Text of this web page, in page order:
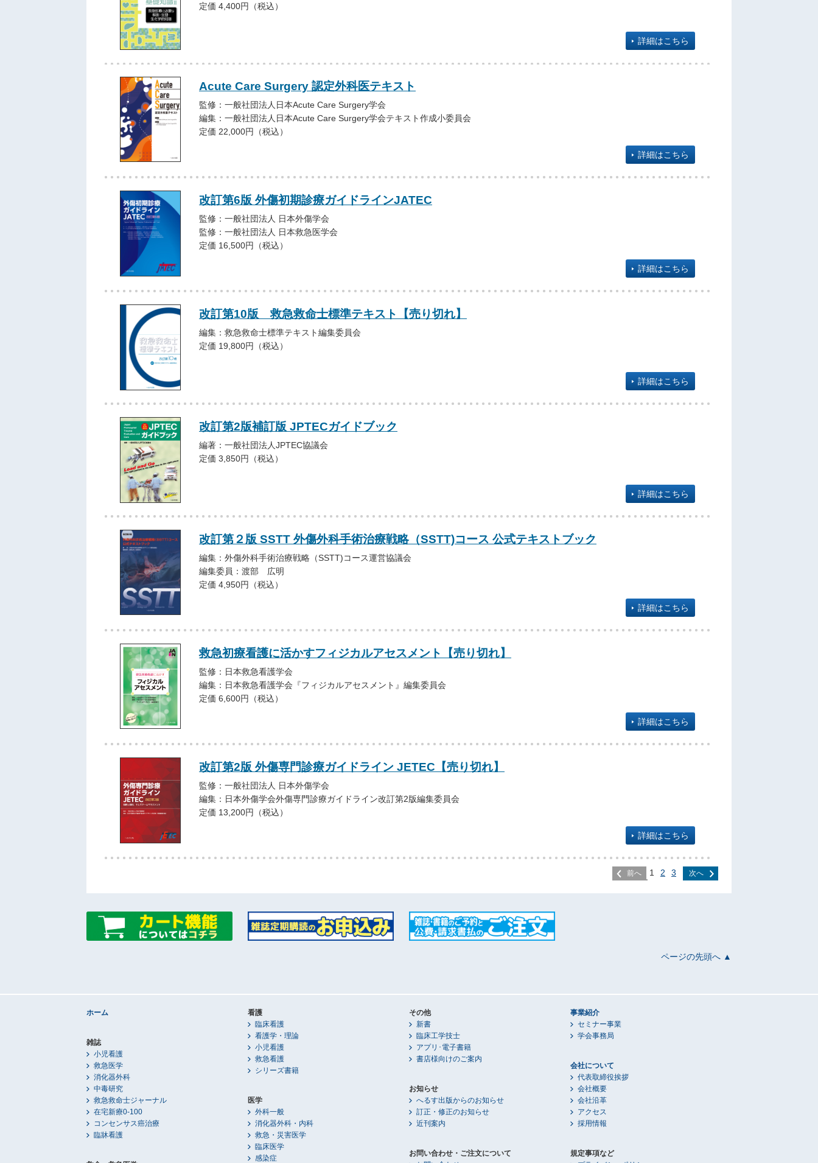
定価 4,400円（税込）
詳細はこちら
Acute Care Surgery 認定外科医テキスト
監修：一般社団法人日本Acute Care Surgery学会
編集：一般社団法人日本Acute Care Surgery学会テキスト作成小委員会
定価 22,000円（税込）
詳細はこちら
改訂第6版 外傷初期診療ガイドラインJATEC
監修：一般社団法人 日本外傷学会
監修：一般社団法人 日本救急医学会
定価 16,500円（税込）
詳細はこちら
改訂第10版 救急救命士標準テキスト【売り切れ】
編集：救急救命士標準テキスト編集委員会
定価 19,800円（税込）
詳細はこちら
改訂第2版補訂版 JPTECガイドブック
編著：一般社団法人JPTEC協議会
定価 3,850円（税込）
詳細はこちら
改訂第２版 SSTT 外傷外科手術治療戦略（SSTT)コース 公式テキストブック
編集：外傷外科手術治療戦略（SSTT)コース運営協議会
編集委員：渡部 広明
定価 4,950円（税込）
詳細はこちら
救急初療看護に活かすフィジカルアセスメント【売り切れ】
監修：日本救急看護学会
編集：日本救急看護学会『フィジカルアセスメント』編集委員会
定価 6,600円（税込）
詳細はこちら
改訂第2版 外傷専門診療ガイドライン JETEC【売り切れ】
監修：一般社団法人 日本外傷学会
編集：日本外傷学会外傷専門診療ガイドライン改訂第2版編集委員会
定価 13,200円（税込）
詳細はこちら
前へ 1 2 3 次へ
ページの先頭へ ▲
ホーム
雑誌
小児看護
救急医学
消化器外科
中毒研究
救急救命士ジャーナル
在宅新療0-100
コンセンサス癌治療
臨牀看護
看護
臨床看護
看護学・理論
小児看護
救急看護
シリーズ書籍
医学
外科一般
消化器外科・内科
救急・災害医学
臨床医学
感染症
その他
新書
臨床工学技士
アプリ･電子書籍
書店様向けのご案内
お知らせ
へるす出版からのお知らせ
訂正・修正のお知らせ
近刊案内
お問い合わせ・ご注文について
事業紹介
セミナー事業
学会事務局
会社について
代表取締役挨拶
会社概要
会社沿革
アクセス
採用情報
規定事項など